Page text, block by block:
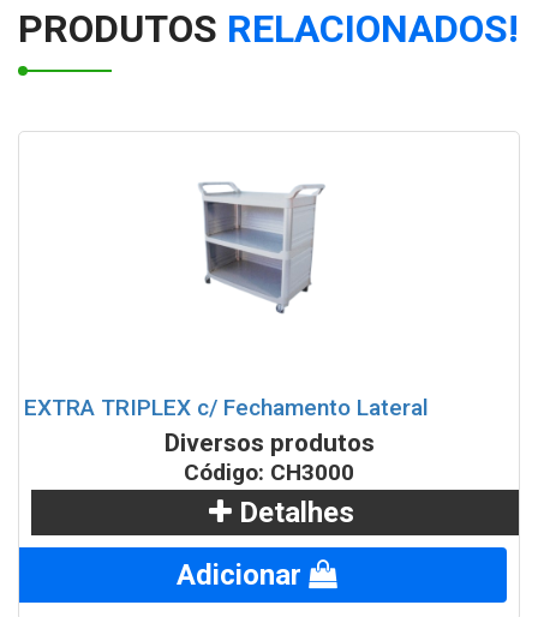
Cinzeiro Lixeira Plástica com Aro em Aço Inox - 50L
Dispenser em aço inox para copo de café de 50mL
PORTA EXTINTOR - FERRO PINTADO INOXIDÁVEL
Cinzeiro Lixeira em Pintura epóxi com Aro em Inox 22L
Coletor para copos descartáveis em Fiberglass
Bituqueira Aton em Aço Inox
PRODUTOS RELACIONADOS!
EXTRA TRIPLEX c/ Fechamento Lateral
Diversos produtos
Código: CH3000
Detalhes
Adicionar